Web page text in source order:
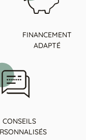
FINANCEMENT
ADAPTÉ
CONSEILS